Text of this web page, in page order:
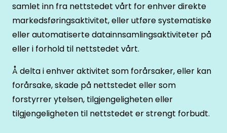
samlet inn fra nettstedet vårt for enhver direkte
markedsføringsaktivitet, eller utføre systematiske
eller automatiserte datainnsamlingsaktiviteter på
eller i forhold til nettstedet vårt.
Å delta i enhver aktivitet som forårsaker, eller kan
forårsake, skade på nettstedet eller som
forstyrrer ytelsen, tilgjengeligheten eller
tilgjengeligheten til nettstedet er strengt forbudt.